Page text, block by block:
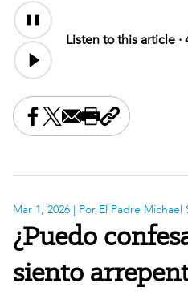
Audio
Content
Listen to this article ·
Share this on Facebook
Share this on X
Share this by email
Print this page
Copy the
Mar 1, 2026 | Por El Padre Michael
¿Puedo
siento